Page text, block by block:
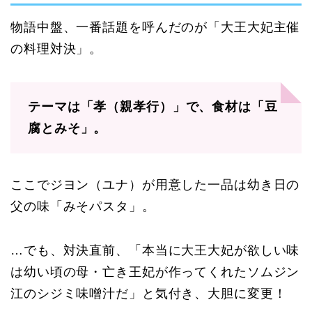
物語中盤、一番話題を呼んだのが「大王大妃主催
の料理対決」。
テーマは「孝（親孝行）」で、食材は「豆
腐とみそ」。
ここでジヨン（ユナ）が用意した一品は幼き日の
父の味「みそパスタ」。
…でも、対決直前、「本当に大王大妃が欲しい味
は幼い頃の母・亡き王妃が作ってくれたソムジン
江のシジミ味噌汁だ」と気付き、大胆に変更！